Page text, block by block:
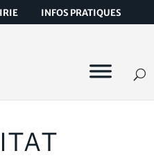
INFOS PRATIQUES